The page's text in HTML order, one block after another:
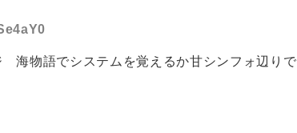
海物語でシステムを覚えるか甘シンフォ辺りで